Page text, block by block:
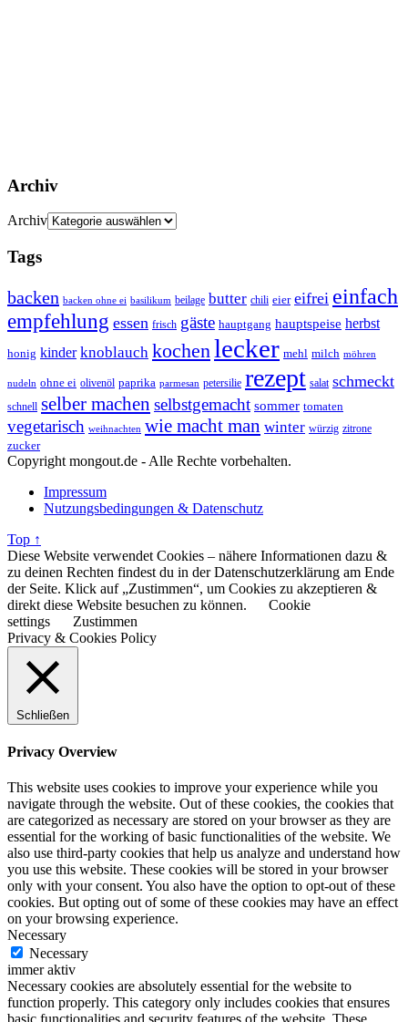
Archiv
Archiv
Tags
backen backen ohne ei basilikum beilage butter chili eier eifrei einfach
empfehlung essen frisch gäste hauptgang hauptspeise herbst
honig kinder knoblauch kochen lecker mehl milch möhren
nudeln ohne ei olivenöl paprika parmesan petersilie rezept salat schmeckt
schnell selber machen selbstgemacht sommer tomaten
vegetarisch weihnachten wie macht man winter würzig zitrone
zucker
Copyright mongout.de - Alle Rechte vorbehalten.
Impressum
Nutzungsbedingungen & Datenschutz
Top ↑
Diese Website verwendet Cookies – nähere Informationen dazu &
zu deinen Rechten findest du in der Datenschutzerklärung am Ende
der Seite. Klick auf „Zustimmen“, um Cookies zu akzeptieren &
direkt diese Website besuchen zu können.
Cookie
settings
Zustimmen
Privacy & Cookies Policy
Schließen
Privacy Overview
This website uses cookies to improve your experience while you
navigate through the website. Out of these cookies, the cookies that
are categorized as necessary are stored on your browser as they are
essential for the working of basic functionalities of the website. We
also use third-party cookies that help us analyze and understand how
you use this website. These cookies will be stored in your browser
only with your consent. You also have the option to opt-out of these
cookies. But opting out of some of these cookies may have an effect
on your browsing experience.
Necessary
Necessary
immer aktiv
Necessary cookies are absolutely essential for the website to
function properly. This category only includes cookies that ensures